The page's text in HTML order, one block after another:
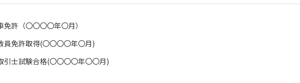
免許（〇〇〇〇年〇月）
員免許取得(〇〇〇〇年〇月)
引士試験合格(〇〇〇〇年〇〇月)